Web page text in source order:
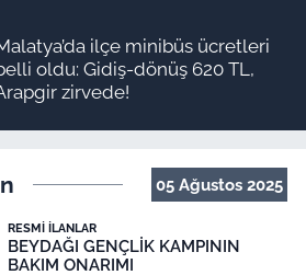
ilçe minibüs ücretleri
oldu: Gidiş-dönüş 620 TL,
zirvede!
05 Ağustos 2025
RESMI İLANLAR
BEYDAĞI GENÇLİK KAMPININ
BAKIM ONARIMI